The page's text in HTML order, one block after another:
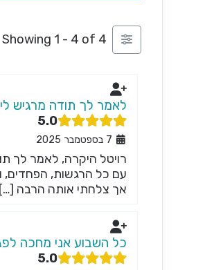
Showing 1 - 4 of 4
לאמר לך תודה מרגיש
5.0
7 בספטמבר 2025
רויטל היקרה, לאמר לך
עם כל הרגשות, הפחדים,
אך צלחתי אותה הרבה […]
כל השבוע אני מחכה
5.0